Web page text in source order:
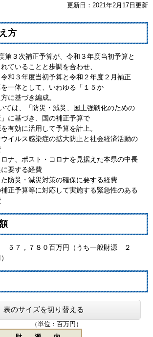
更新日：2021年2月17日更新
方
３次補正予算が、令和３年度当初予算と
ていることと歩調を合わせ、
和３年度当初予算と令和２年度２月補正
を一体として、いわゆる「１５か
に基づき編成。
は、「防災・減災、国土強靱化のための
に基づき、国の補正予算で
有効に活用して予算を計上。
ルス感染症の拡大防止と社会経済活動の
、ポスト・コロナを見据えた本県の中長
要する経費
防災・減災対策の確保に要する経費
予算等に対応して実施する緊急性のある
７，７８０百万円（うち一般財源 ２
表のサイズを切り替える
（単位：百万円）